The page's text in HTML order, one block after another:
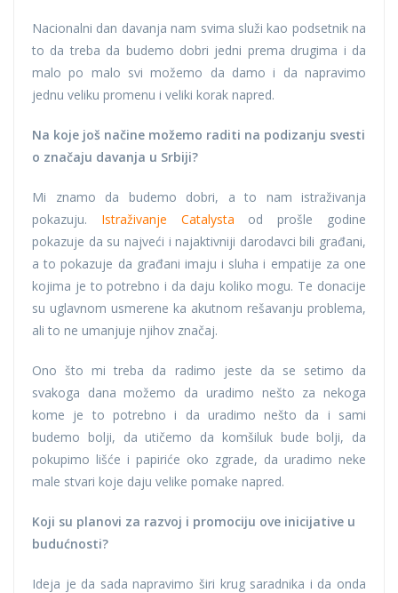
Nacionalni dan davanja nam svima služi kao podsetnik na
to da treba da budemo dobri jedni prema drugima i da
malo po malo svi možemo da damo i da napravimo
jednu veliku promenu i veliki korak napred.
Na koje još načine možemo raditi na podizanju svesti
o značaju davanja u Srbiji?
Mi znamo da budemo dobri, a to nam istraživanja
pokazuju. Istraživanje Catalysta od prošle godine
pokazuje da su najveći i najaktivniji darodavci bili građani,
a to pokazuje da građani imaju i sluha i empatije za one
kojima je to potrebno i da daju koliko mogu. Te donacije
su uglavnom usmerene ka akutnom rešavanju problema,
ali to ne umanjuje njihov značaj.
Ono što mi treba da radimo jeste da se setimo da
svakoga dana možemo da uradimo nešto za nekoga
kome je to potrebno i da uradimo nešto da i sami
budemo bolji, da utičemo da komšiluk bude bolji, da
pokupimo lišće i papiriće oko zgrade, da uradimo neke
male stvari koje daju velike pomake napred.
Koji su planovi za razvoj i promociju ove inicijative u
budućnosti?
Ideja je da sada napravimo širi krug saradnika i da onda